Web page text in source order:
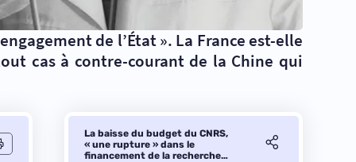
de l’État». La France est-elle
cas à contre-courant de la Chine qui
La baisse du budget du CNRS,
« une rupture » dans le
financement de la recherche